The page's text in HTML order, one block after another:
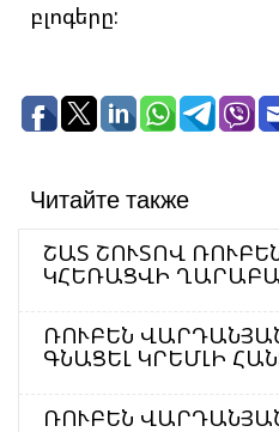
բլոգերը:
Читайте также
ՇԱՏ ՇՈՒՏՈՎ
ԿՀԵՌԱՑՎԻ
ՌՈՒԲԵՆ
ԳՆԱՑԵԼ ԿՐԵՄԼԻ
ՌՈՒԲԵՆ